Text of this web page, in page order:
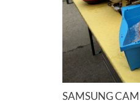
SAMSUNG